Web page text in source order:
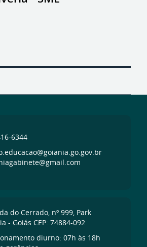
6344
do Cerrado, nº 999, Park
- Goiás CEP: 74884-092
diurno: 07h às 18h